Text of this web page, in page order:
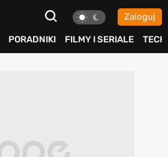
Zaloguj
PORADNIKI FILMY I SERIALE TECH